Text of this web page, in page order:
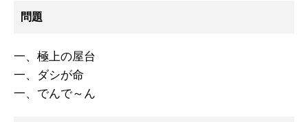
問題
一、極上の屋台
一、ダシが命
一、でんで～ん